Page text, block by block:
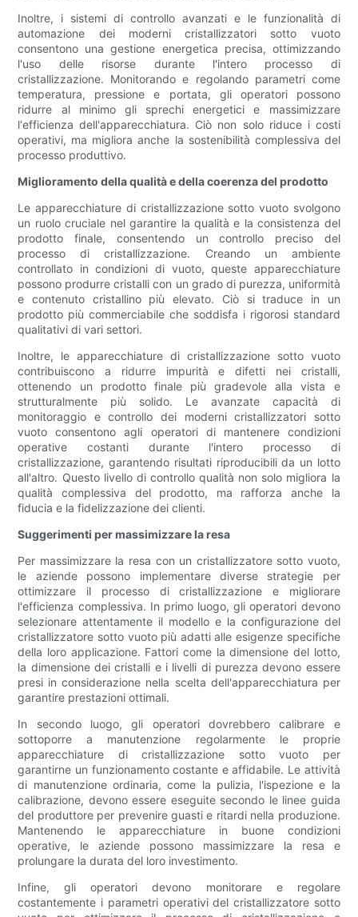
Inoltre, i sistemi di controllo avanzati e le funzionalità di
automazione dei moderni cristallizzatori sotto vuoto
consentono una gestione energetica precisa, ottimizzando
l'uso delle risorse durante l'intero processo di
cristallizzazione. Monitorando e regolando parametri come
temperatura, pressione e portata, gli operatori possono
ridurre al minimo gli sprechi energetici e massimizzare
l'efficienza dell'apparecchiatura. Ciò non solo riduce i costi
operativi, ma migliora anche la sostenibilità complessiva del
processo produttivo.
Miglioramento della qualità e della coerenza del prodotto
Le apparecchiature di cristallizzazione sotto vuoto svolgono
un ruolo cruciale nel garantire la qualità e la consistenza del
prodotto finale, consentendo un controllo preciso del
processo di cristallizzazione. Creando un ambiente
controllato in condizioni di vuoto, queste apparecchiature
possono produrre cristalli con un grado di purezza, uniformità
e contenuto cristallino più elevato. Ciò si traduce in un
prodotto più commerciabile che soddisfa i rigorosi standard
qualitativi di vari settori.
Inoltre, le apparecchiature di cristallizzazione sotto vuoto
contribuiscono a ridurre impurità e difetti nei cristalli,
ottenendo un prodotto finale più gradevole alla vista e
strutturalmente più solido. Le avanzate capacità di
monitoraggio e controllo dei moderni cristallizzatori sotto
vuoto consentono agli operatori di mantenere condizioni
operative costanti durante l'intero processo di
cristallizzazione, garantendo risultati riproducibili da un lotto
all'altro. Questo livello di controllo qualità non solo migliora la
qualità complessiva del prodotto, ma rafforza anche la
fiducia e la fidelizzazione dei clienti.
Suggerimenti per massimizzare la resa
Per massimizzare la resa con un cristallizzatore sotto vuoto,
le aziende possono implementare diverse strategie per
ottimizzare il processo di cristallizzazione e migliorare
l'efficienza complessiva. In primo luogo, gli operatori devono
selezionare attentamente il modello e la configurazione del
cristallizzatore sotto vuoto più adatti alle esigenze specifiche
della loro applicazione. Fattori come la dimensione del lotto,
la dimensione dei cristalli e i livelli di purezza devono essere
presi in considerazione nella scelta dell'apparecchiatura per
garantire prestazioni ottimali.
In secondo luogo, gli operatori dovrebbero calibrare e
sottoporre a manutenzione regolarmente le proprie
apparecchiature di cristallizzazione sotto vuoto per
garantirne un funzionamento costante e affidabile. Le attività
di manutenzione ordinaria, come la pulizia, l'ispezione e la
calibrazione, devono essere eseguite secondo le linee guida
del produttore per prevenire guasti e ritardi nella produzione.
Mantenendo le apparecchiature in buone condizioni
operative, le aziende possono massimizzare la resa e
prolungare la durata del loro investimento.
Infine, gli operatori devono monitorare e regolare
costantemente i parametri operativi del cristallizzatore sotto